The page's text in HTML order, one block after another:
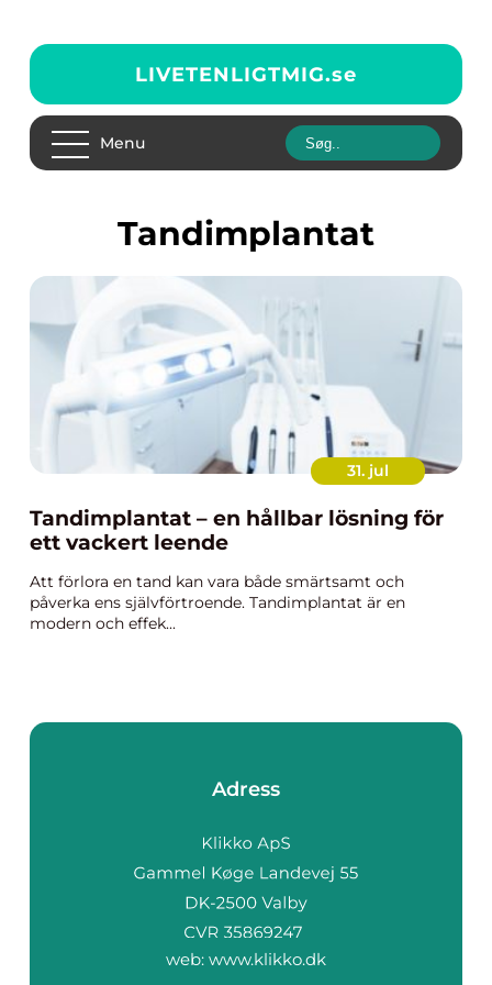
LIVETENLIGTMIG.se
Menu
tandimplantat
31. jul
Tandimplantat – en hållbar lösning för
ett vackert leende
Att förlora en tand kan vara både smärtsamt och
påverka ens självförtroende. Tandimplantat är en
modern och effek...
Adress
web: www.klikko.dk